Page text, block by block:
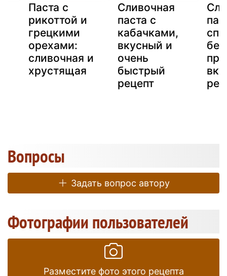
Паста с
рикоттой и
грецкими
орехами:
сливочная и
хрустящая
Сливочная
паста с
кабачками,
вкусный и
очень
быстрый
рецепт
Вопросы
Задать вопрос автору
Фотографии пользователей
Разместите фото этого рецепта